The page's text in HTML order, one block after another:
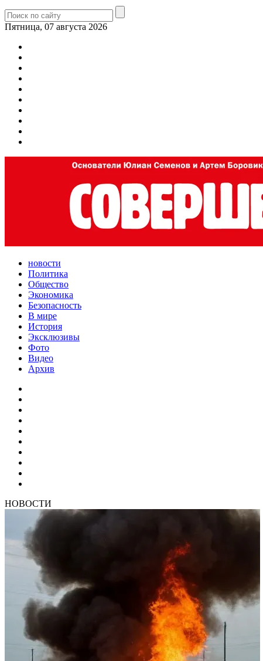
Пятница, 07 августа 2026
новости
Политика
Общество
Экономика
Безопасность
В мире
История
Эксклюзивы
Фото
Видео
Архив
НОВОСТИ